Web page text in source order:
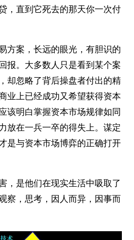
，直到它死去的那天你一次付
方案，长远的眼光，有胆识的
报。大多数人只是看到某个案
却忽略了背后操盘者付出的精
业上已经成功又希望获得资本
该明白掌握资本市场规律如同
放在一兵一卒的得失上。谋定
是与资本市场博弈的正确打开
，是他们在现实生活中吸取了
察，思考，因人而异，因事而